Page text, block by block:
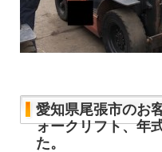
愛知県尾張市のお
ォークリフト、年
た。